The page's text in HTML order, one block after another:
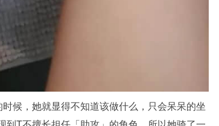
候，她就显得不知道该做什么，只会呆呆的坐